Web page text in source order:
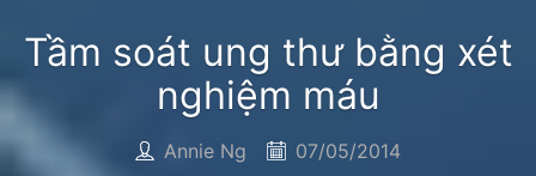
Tầm soát ung thư bằng xét
nghiệm máu
Annie Ng 07/05/2014